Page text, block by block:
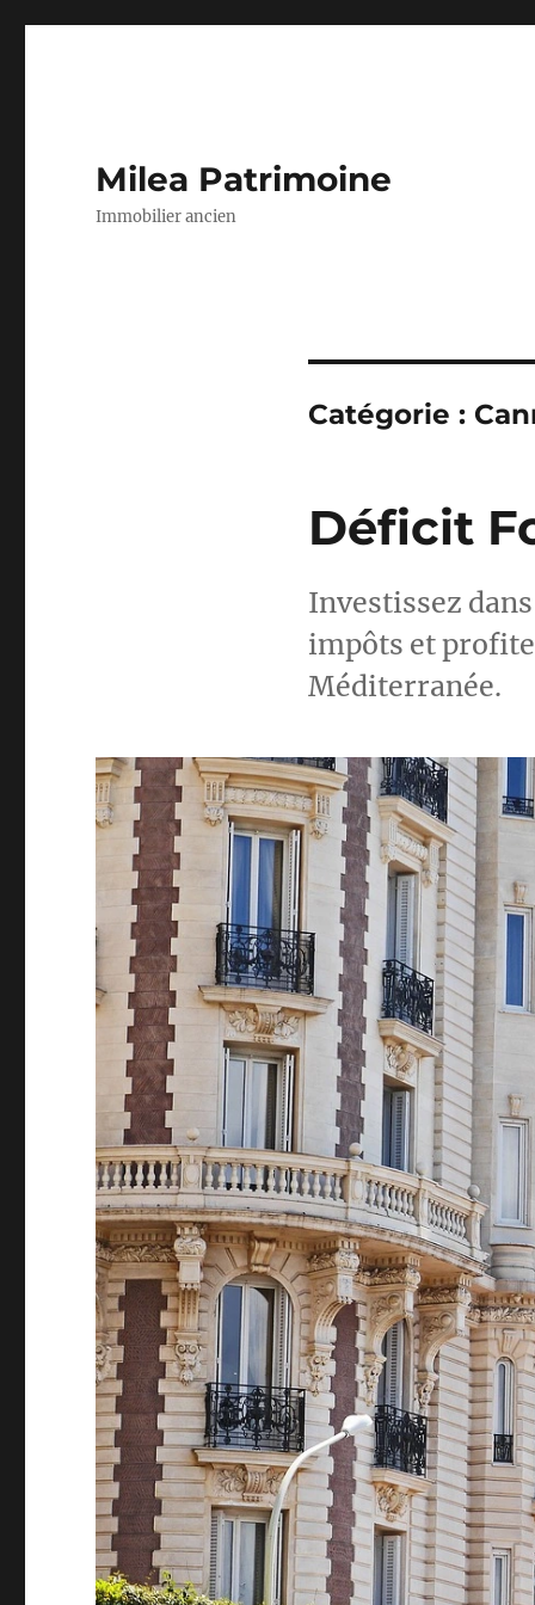
Milea Patrimoine
Immobilier ancien
Catégorie :
Déficit
Investissez
impôts et
Méditerranée.